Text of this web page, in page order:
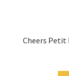
Cheers Petit